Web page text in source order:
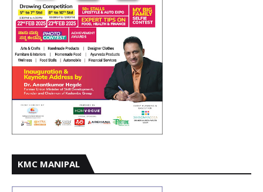
KMC MANIPAL